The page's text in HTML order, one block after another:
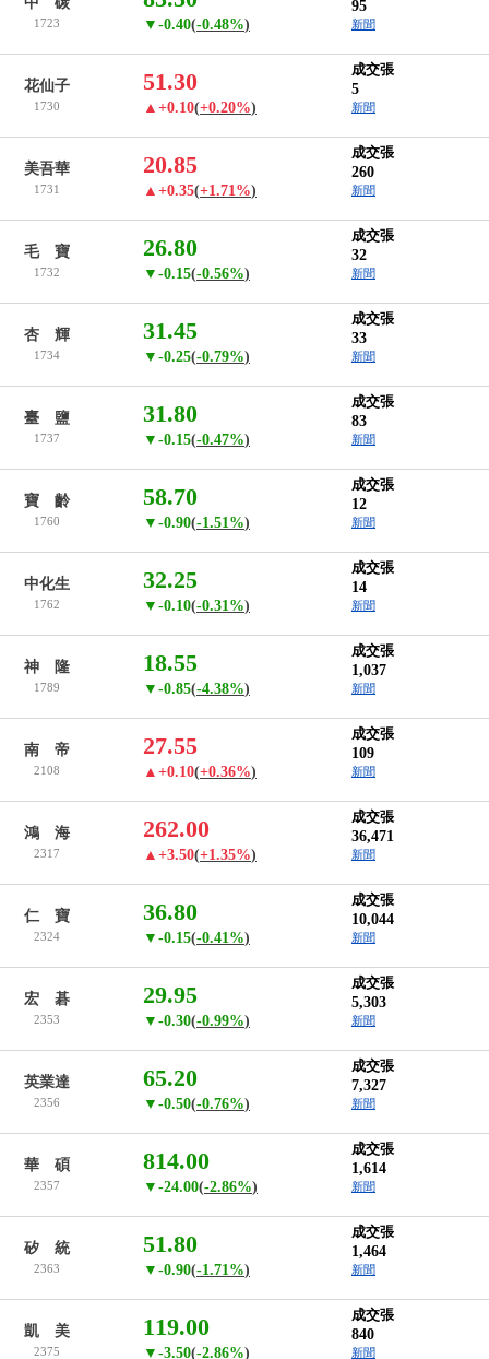
1723 ▼-0.40(-0.48%)
95
新聞
花仙子
1730
51.30
▲+0.10(+0.20%)
成交張
5
新聞
美吾華
1731
20.85
▲+0.35(+1.71%)
成交張
260
新聞
毛 寶
1732
26.80
▼-0.15(-0.56%)
成交張
32
新聞
杏 輝
1734
31.45
▼-0.25(-0.79%)
成交張
33
新聞
臺 鹽
1737
31.80
▼-0.15(-0.47%)
成交張
83
新聞
寶 齡
1760
58.70
▼-0.90(-1.51%)
成交張
12
新聞
中化生
1762
32.25
▼-0.10(-0.31%)
成交張
14
新聞
神 隆
1789
18.55
▼-0.85(-4.38%)
成交張
1,037
新聞
南 帝
2108
27.55
▲+0.10(+0.36%)
成交張
109
新聞
鴻 海
2317
262.00
▲+3.50(+1.35%)
成交張
36,471
新聞
仁 寶
2324
36.80
▼-0.15(-0.41%)
成交張
10,044
新聞
宏 碁
2353
29.95
▼-0.30(-0.99%)
成交張
5,303
新聞
英業達
2356
65.20
▼-0.50(-0.76%)
成交張
7,327
新聞
華 碩
2357
814.00
▼-24.00(-2.86%)
成交張
1,614
新聞
矽 統
2363
51.80
▼-0.90(-1.71%)
成交張
1,464
新聞
凱 美
2375
119.00
▼-3.50(-2.86%)
成交張
840
新聞